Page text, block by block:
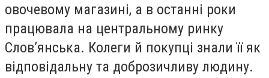
овочевому магазині, а в останні роки
працювала на центральному ринку
Слов’янська. Колеги й покупці знали її як
відповідальну та доброзичливу людину.